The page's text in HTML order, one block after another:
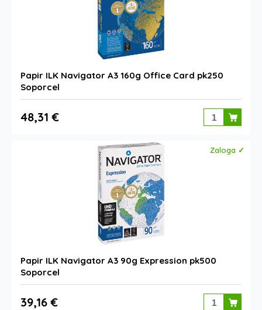
Papir ILK Navigator A3 160g Office Card pk250
Soporcel
48,31 €
Zaloga ✓
Papir ILK Navigator A3 90g Expression pk500
Soporcel
39,16 €